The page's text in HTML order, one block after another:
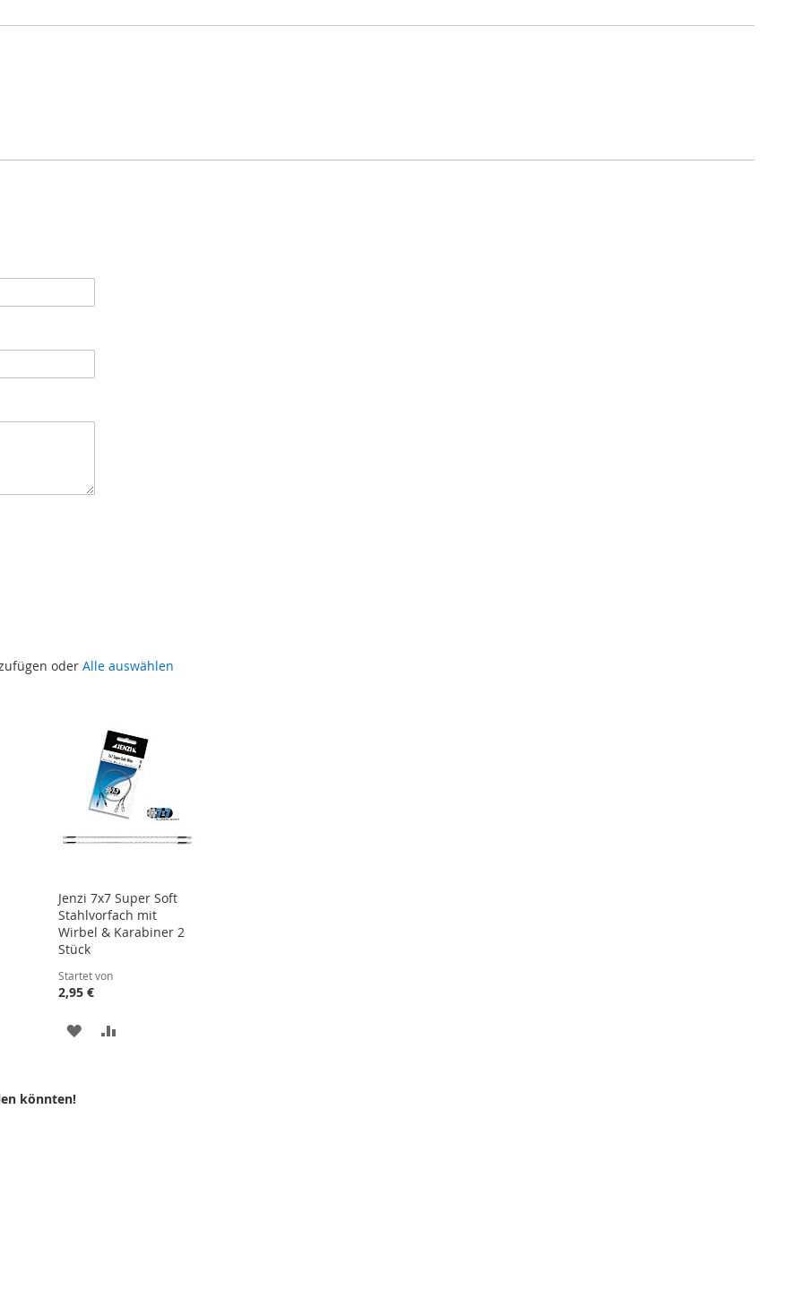
oder Alle auswählen
Jenzi 7x7 Super Soft
Stahlvorfach mit
Wirbel & Karabiner 2
Stück
Startet von
2,95 €
ZUR
könnten!